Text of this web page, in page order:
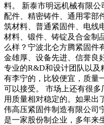
料。 新泰市明远机械有限公
配件、精密铸件、通用零部
筑材料、普通紧固件、电线
材料、锻件、铸锭及合金制
么样？宁波北仑方腾紧固件
金雄厚、设备先进、信誉良
专业的R&D和设计团队以及
有李宁的，比较便宜，质量
可以接受。 市场上还有很
用质量相对稳定的。如果出
伟高压紧固件制造有限公司
是一家股份制企业，多年来